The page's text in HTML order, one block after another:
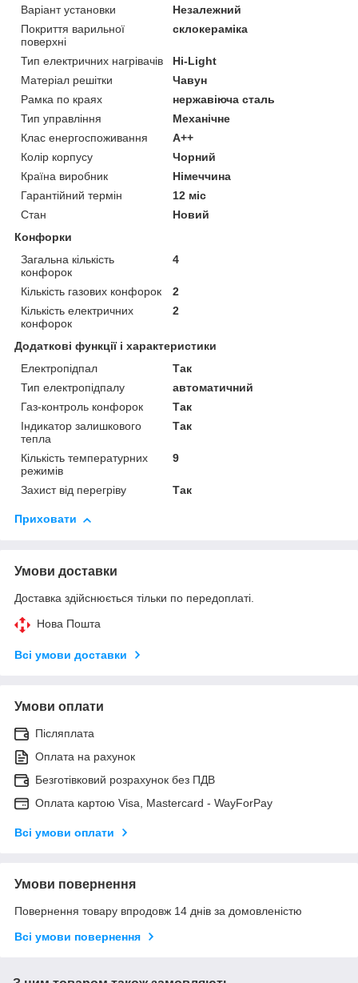
Варіант установки
Незалежний
Покриття варильної
поверхні
склокераміка
Тип електричних нагрівачів
Hi-Light
Матеріал решітки
Чавун
Рамка по краях
нержавіюча сталь
Тип управління
Механічне
Клас енергоспоживання
A++
Колір корпусу
Чорний
Країна виробник
Німеччина
Гарантійний термін
12 міс
Стан
Новий
Конфорки
Загальна кількість
конфорок
4
Кількість газових конфорок
2
Кількість електричних
конфорок
2
Додаткові функції і характеристики
Електропідпал
Так
Тип електропідпалу
автоматичний
Газ-контроль конфорок
Так
Індикатор залишкового
тепла
Так
Кількість температурних
режимів
9
Захист від перегріву Так
Приховати
Умови доставки
Доставка здійснюється тільки по передоплаті.
Нова Пошта
Всі умови доставки
Умови оплати
Післяплата
Оплата на рахунок
Безготівковий розрахунок без ПДВ
Оплата картою Visa, Mastercard - WayForPay
Всі умови оплати
Умови повернення
Повернення товару впродовж 14 днів за домовленістю
Всі умови повернення